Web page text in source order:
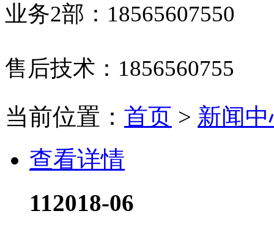
业务2部： 18565607550
售后技术： 1856560755
当前位置： 首页 > 新闻
查看详情
112018-06